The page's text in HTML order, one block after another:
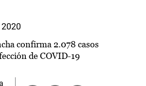
confirma 2.078 casos
de COVID-19